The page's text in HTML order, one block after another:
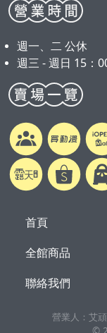
週一、二 公休
週三 - 週日 15：
首頁
全館商品
聯絡我們
營業人： 艾